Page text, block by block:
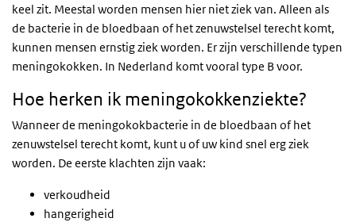
keel zit. Meestal worden mensen hier niet ziek van. Alleen als
de bacterie in de bloedbaan of het zenuwstelsel terecht komt,
kunnen mensen ernstig ziek worden. Er zijn verschillende typen
meningokokken. In Nederland komt vooral type B voor.
Hoe herken ik meningokokkenziekte?
Wanneer de meningokokbacterie in de bloedbaan of het
zenuwstelsel terecht komt, kunt u of uw kind snel erg ziek
worden. De eerste klachten zijn vaak:
verkoudheid
hangerigheid